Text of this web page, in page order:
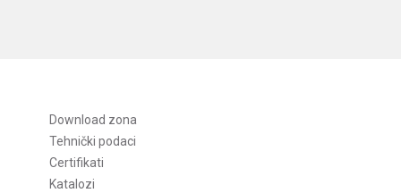
Download zona
Tehnički podaci
Certifikati
Katalozi